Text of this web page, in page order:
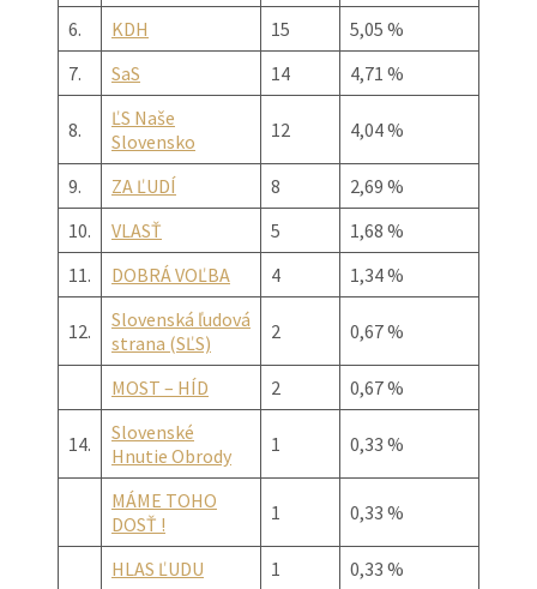
6.
KDH 15
5,05 %
7.
SaS 14 4,71 %
8.
ĽS Naše
Slovensko
12 4,04 %
9. ZA ĽUDÍ 8
2,69 %
10.
VLASŤ 5
1,68 %
11.
DOBRÁ VOĽBA 4 1,34 %
12.
Slovenská ľudová
strana (SĽS)
2 0,67 %
MOST – HÍD 2 0,67 %
14.
Slovenské
Hnutie Obrody
1 0,33 %
MÁME TOHO
DOSŤ !
1 0,33 %
HLAS ĽUDU 1 0,33 %